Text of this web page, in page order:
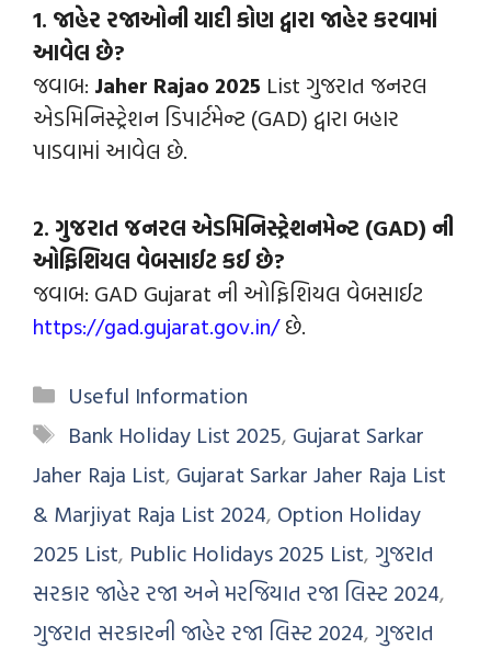
1. જાહેર રજાઓની યાદી કોણ દ્વારા જાહેર કરવામાં
આવેલ છે?
જવાબ: Jaher Rajao 2025 List ગુજરાત જનરલ
એડમિનિસ્ટ્રેશન ડિપાર્ટમેન્ટ (GAD) દ્વારા બહાર
પાડવામાં આવેલ છે.
2. ગુજરાત જનરલ એડમિનિસ્ટ્રેશનમેન્ટ (GAD) ની
ઓફિશિયલ વેબસાઈટ કઈ છે?
જવાબ: GAD Gujarat ની ઓફિશિયલ વેબસાઈટ
https://gad.gujarat.gov.in/છે.
Useful Information
Bank Holiday List 2025, Gujarat Sarkar
Jaher Raja List, Gujarat Sarkar Jaher Raja List
& Marjiyat Raja List 2024, Option Holiday
2025 List, Public Holidays 2025 List, ગુજરાત
સરકાર જાહેર રજા અને મરજિયાત રજા લિસ્ટ 2024,
ગુજરાત સરકારની જાહેર રજા લિસ્ટ 2024, ગુજરાત